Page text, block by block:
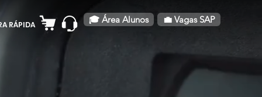
RÁPIDA 🎓 Área Alunos 💼 Vagas SAP